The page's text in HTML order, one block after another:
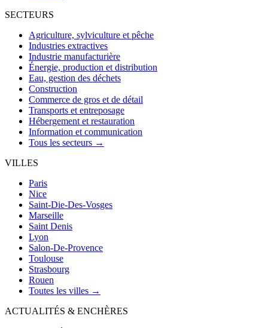
SECTEURS
Agriculture, sylviculture et pêche
Industries extractives
Industrie manufacturière
Énergie, production et distribution
Eau, gestion des déchets
Construction
Commerce de gros et de détail
Transports et entreposage
Hébergement et restauration
Information et communication
Tous les secteurs →
VILLES
Paris
Nice
Saint-Die-Des-Vosges
Marseille
Saint Denis
Lyon
Salon-De-Provence
Toulouse
Strasbourg
Rouen
Toutes les villes →
ACTUALITÉS & ENCHÈRES